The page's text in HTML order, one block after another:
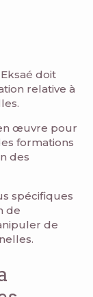
doit
relative à
œuvre pour
formations
des
spécifiques
de
de